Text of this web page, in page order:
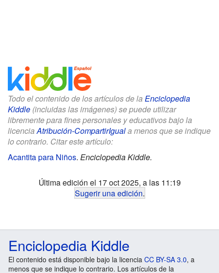
Todo el contenido de los artículos de la Enciclopedia
Kiddle (incluidas las imágenes) se puede utilizar
libremente para fines personales y educativos bajo la
licenciaAtribución-CompartirIguala menos que se indique
lo contrario. Citar este artículo:
Acantita para Niños. Enciclopedia Kiddle.
Última edición el 17 oct 2025, a las 11:19
Sugerir una edición.
Enciclopedia Kiddle
El contenido está disponible bajo la licencia CC BY-SA 3.0, a
menos que se indique lo contrario. Los artículos de la